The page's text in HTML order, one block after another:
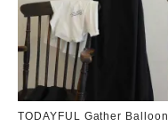
TODAYFUL Gather Balloon